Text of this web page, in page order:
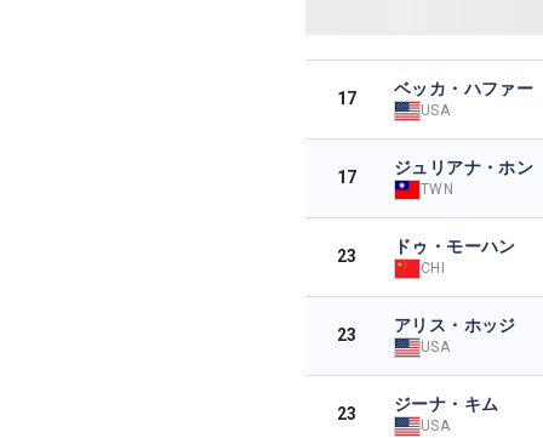
17 ベッカ・ハファー
USA
17 ジュリアナ・ホン
TWN
23 ドゥ・モーハン
CHI
23 アリス・ホッジ
USA
23 ジーナ・キム
USA